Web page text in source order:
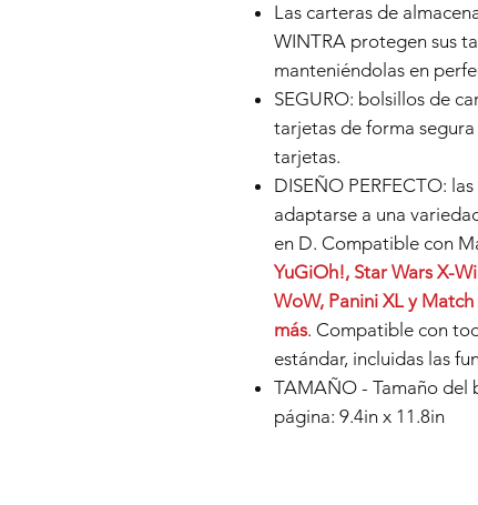
Las carteras de
WINTRA protegen sus
manteniéndolas en
SEGURO: bolsillos de
tarjetas de forma
tarjetas.
DISEÑO PERFECTO:
adaptarse a una
en D. Compatible con
YuGiOh!, Star Wars X-
WoW, Panini XL y
más. Compatible con
estándar, incluidas las
TAMAÑO - Tamaño del
página: 9.4in x 11.8in